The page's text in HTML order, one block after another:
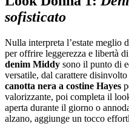
sofisticato
Nulla interpreta l’estate meglio
per offrire leggerezza e libertà
denim Middy sono il punto di
versatile, dal carattere
canotta nera a costine Hayes
valorizzante, poi completa il
aperta durante il giorno o
alzano, aggiunge un tocco